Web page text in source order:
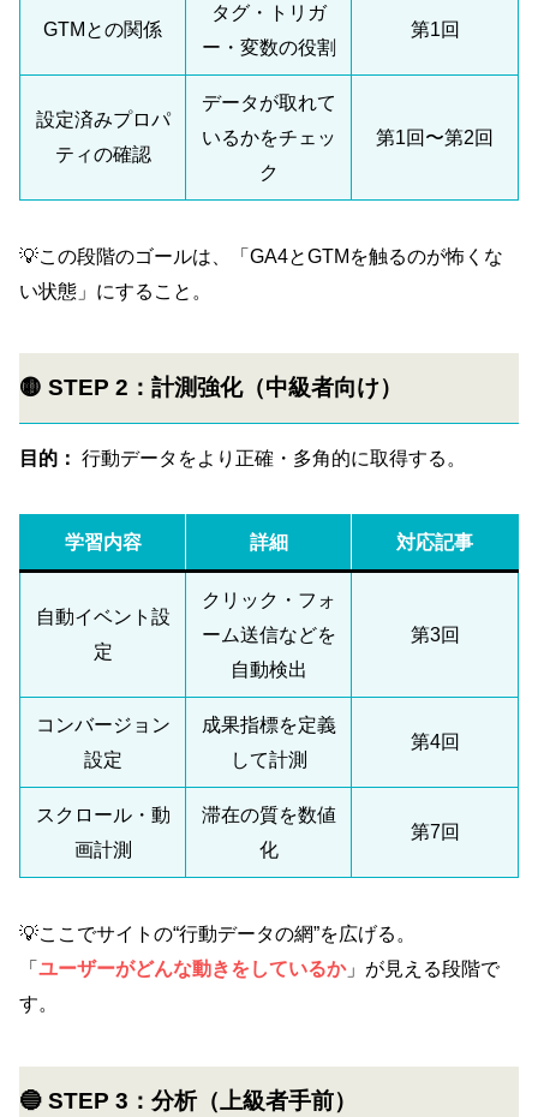
GTMとの関係
タグ・トリガ
ー・変数の役割
第1回
設定済みプロパ
ティの確認
データが取れて
いるかをチェッ
ク
第1回〜第2回
💡この段階のゴールは、「GA4とGTMを触るのが怖くな
い状態」にすること。
🟡 STEP 2：計測強化（中級者向け）
目的： 行動データをより正確・多角的に取得する。
学習内容 詳細 対応記事
自動イベント設
定
クリック・フォ
ーム送信などを
自動検出
第3回
コンバージョン
設定
成果指標を定義
して計測
第4回
スクロール・動
画計測
滞在の質を数値
化
第7回
💡ここでサイトの“行動データの網”を広げる。
「 ユーザーがどんな動きをしているか」が見える段階で
す。
🔵 STEP 3：分析（上級者手前）